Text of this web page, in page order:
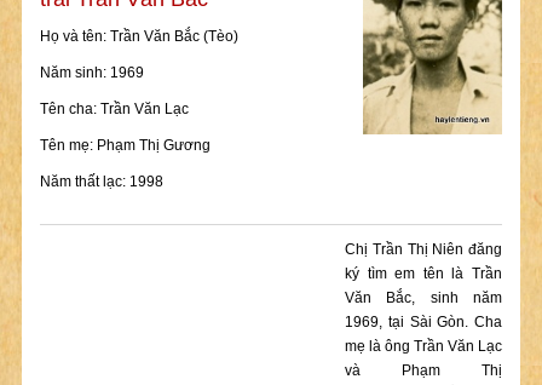
Họ và tên: Trần Văn Bắc (Tèo)
Năm sinh: 1969
Tên cha: Trần Văn Lạc
Tên mẹ: Phạm Thị Gương
Năm thất lạc: 1998
Chị Trần Thị Niên đăng
ký tìm em tên là Trần
Văn Bắc, sinh năm
1969, tại Sài Gòn. Cha
mẹ là ông Trần Văn Lạc
và Phạm Thị